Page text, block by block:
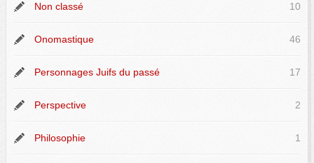
Non classé 10
Onomastique 46
Personnages Juifs du passé 17
Perspective 2
Philosophie 1